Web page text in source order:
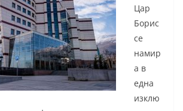
Цар
Борис
се
намир
а в
една
изклю